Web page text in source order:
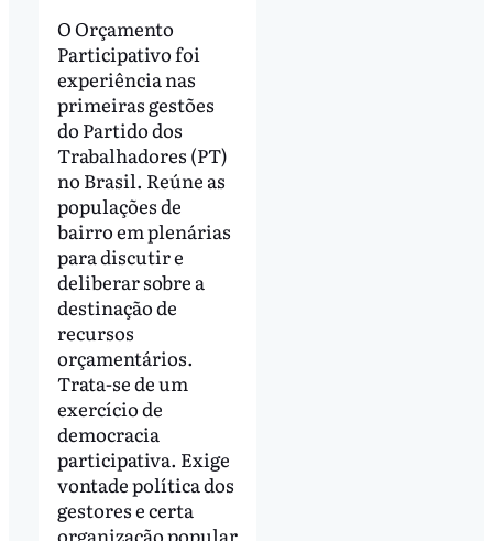
O Orçamento
Participativo foi
experiência nas
primeiras gestões
do Partido dos
Trabalhadores (PT)
no Brasil. Reúne as
populações de
bairro em plenárias
para discutir e
deliberar sobre a
destinação de
recursos
orçamentários.
Trata-se de um
exercício de
democracia
participativa. Exige
vontade política dos
gestores e certa
organização popular